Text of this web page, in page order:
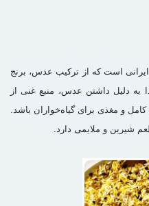
است که از ترکیب عدس، برنج
به دلیل داشتن عدس، منبع غنی از
و مغذی برای گیاه‌خواران باشد.
و ملایمی دارد.